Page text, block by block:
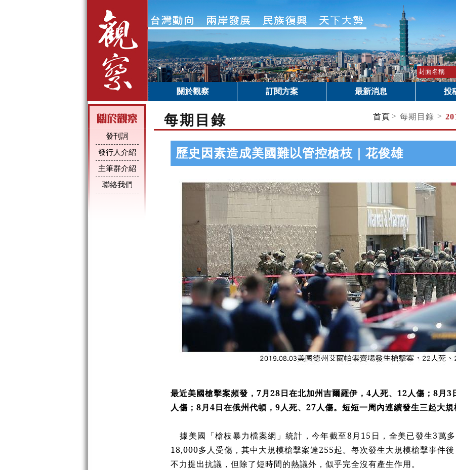
關於觀察 訂閱方案 最新消息 投
發刊詞
發行人介紹
主筆群介紹
聯絡我們
每期目錄 首頁 > 每期目錄 >
歷史因素造成美國難以管控槍枝｜花俊雄
最近美國槍擊案頻發， 7月28日在北加州吉爾羅伊， 4人死、 12人傷； 8月3
人傷； 8月4日在俄州代頓， 9人死、 27人傷。短短一周內連續發生三起大規
據美國「槍枝暴力檔案網」統計，今年截至8月 15 日，全美已發生3萬
18,000多人受傷，其中大規模槍擊案達255起。每次發生大規模槍擊事件
不力提出抗議，但除了短時間的熱議外，似乎完全沒有產生作用。